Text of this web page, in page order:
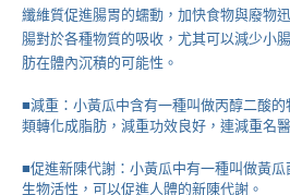
纖維質促進腸胃的蠕動，加快食物與廢物
腸對於各種物質的吸收，尤其可以減少小
肪在體內沉積的可能性。
■減重：小黃瓜中含有一種叫做丙醇二酸
類轉化成脂肪，減重功效良好，連減重名
■促進新陳代謝：小黃瓜中有一種叫做黃
生物活性，可以促進人體的新陳代謝。